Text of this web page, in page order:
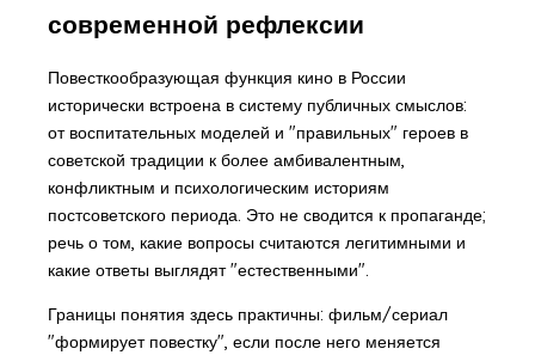
современной рефлексии
Повесткообразующая функция кино в России
исторически встроена в систему публичных смыслов:
от воспитательных моделей и "правильных" героев в
советской традиции к более амбивалентным,
конфликтным и психологическим историям
постсоветского периода. Это не сводится к пропаганде;
речь о том, какие вопросы считаются легитимными и
какие ответы выглядят "естественными".
Границы понятия здесь практичны: фильм/сериал
"формирует повестку", если после него меняется